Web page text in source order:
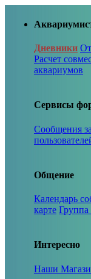
Дневники
Расчет
аквариумов
Сервисы
Сообщения
Общение
Календарь
карте
Интересно
Наши